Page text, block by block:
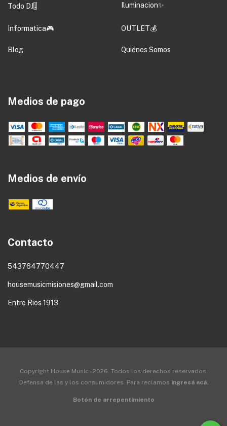
Todo DJ🎚️ Iluminacion✨
Informatica🎮 OUTLET💰
Blog Quiénes Somos
Medios de pago
Medios de envío
Contacto
543764770447
housemusicmisiones@gmail.com
Entre Rios 1913
Copyright House Music - 2026. Todos los derechos reservados.
Defensa de las y los consumidores. Para reclamos ingresá acá.
Botón de arrepentimiento